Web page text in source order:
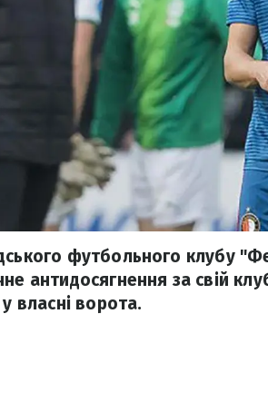
футбольного клубу
антидосягнення за свій
власні ворота.